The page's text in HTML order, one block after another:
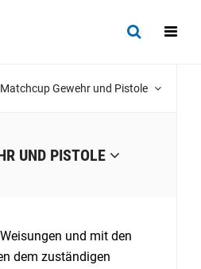
Matchcup Gewehr und Pistole
UND PISTOLE
und mit den
dem zuständigen